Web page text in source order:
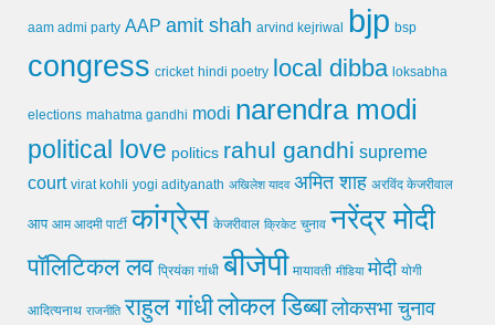
aam admi party AAP amit shah arvind kejriwal bjp bsp
congress cricket hindi poetry local dibba loksabha
elections mahatma gandhi modi narendra modi
political love politics rahul gandhi supreme
court virat kohli yogi adityanath अखिलेश यादव अमित शाह अरविंद केजरीवाल
आप आम आदमी पार्टी कांग्रेस केजरीवाल क्रिकेट चुनाव नरेंद्र मोदी
पॉलिटिकल लव प्रियंका गांधी बीजेपी मायावती मीडिया मोदी योगी
आदित्यनाथ राजनीति राहुल गांधीलोकल डिब्बा लोकसभा चुनाव